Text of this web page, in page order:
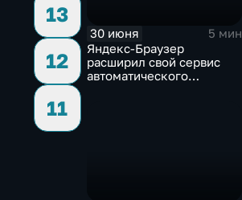
13
12
11
30 июня
5 мин
Яндекс-Браузер
расширил свой сервис
автоматического